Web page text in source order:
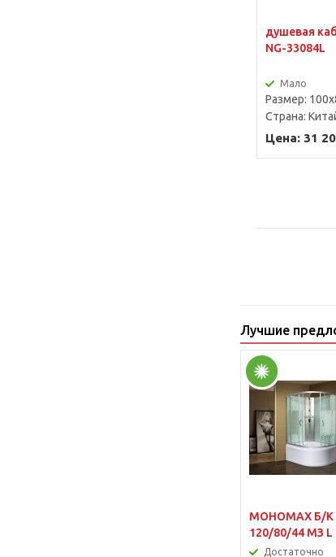
душевая
NG-33084L
Мало
Размер:
Страна:
Цена: 31
Лучшие
МОНОМАХ Б/К
120/80/44 МЗ L
Достаточно